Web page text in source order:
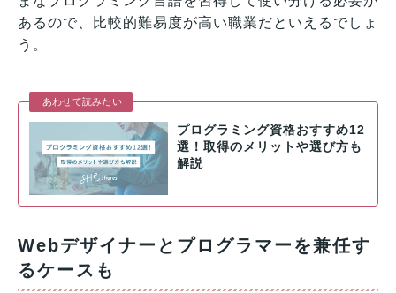
あるので、比較的難易度が高い職業だといえるでしょ
う。
あわせて読みたい
プログラミング資格おすすめ12
選！取得のメリットや選び方も
解説
Webデザイナーとプログラマーを兼任す
るケースも